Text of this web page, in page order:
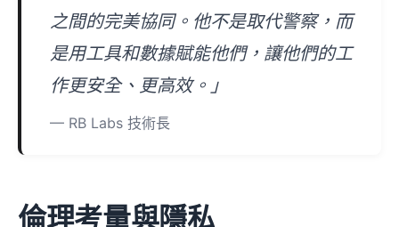
之間的完美協同。他不是取代警察，而
是用工具和數據賦能他們，讓他們的工
作更安全、更高效。」
— RB Labs 技術長
倫理考量與隱私